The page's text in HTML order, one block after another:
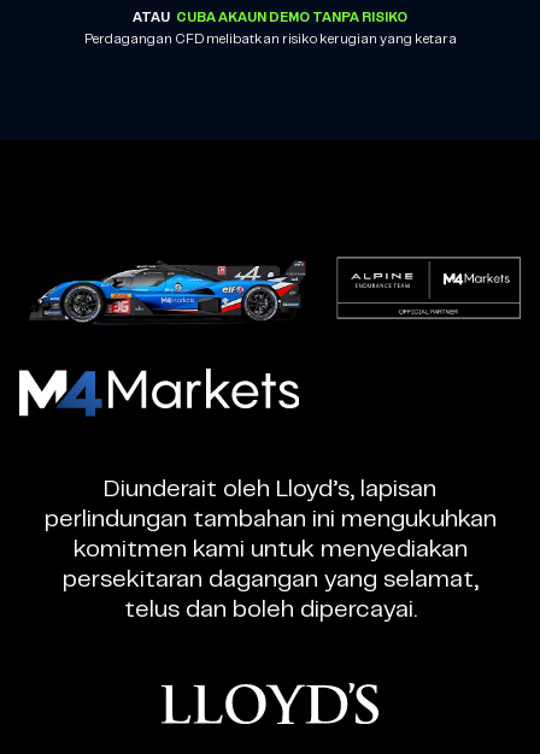
ATAU CUBA AKAUN DEMO TANPA RISIKO
Perdagangan CFD melibatkan risiko kerugian yang ketara
M4Markets
Dagangan
CFD
Berlesen
Diunderait oleh Lloyd’s, lapisan
perlindungan tambahan ini mengukuhkan
komitmen kami untuk menyediakan
persekitaran dagangan yang selamat,
telus dan boleh dipercayai.